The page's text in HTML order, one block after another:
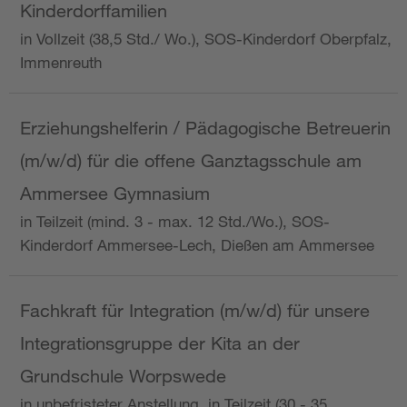
Kinderdorffamilien
in Vollzeit (38,5 Std./ Wo.), SOS-Kinderdorf Oberpfalz,
Immenreuth
Erziehungshelferin / Pädagogische Betreuerin
(m/w/d) für die offene Ganztagsschule am
Ammersee Gymnasium
in Teilzeit (mind. 3 - max. 12 Std./Wo.), SOS-
Kinderdorf Ammersee-Lech, Dießen am Ammersee
Fachkraft für Integration (m/w/d) für unsere
Integrationsgruppe der Kita an der
Grundschule Worpswede